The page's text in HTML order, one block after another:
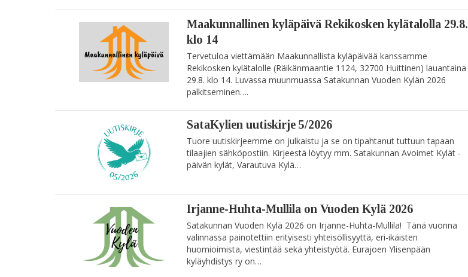
Maakunnallinen kyläpäivä Rekikosken kylätalolla 29.8.
klo 14
Tervetuloa viettämään Maakunnallista kyläpäivää kanssamme
Rekikosken kylätalolle (Räikänmaantie 1124, 32700 Huittinen) lauantaina
29.8. klo 14. Luvassa muunmuassa Satakunnan Vuoden Kylän 2026
palkitseminen….
SataKylien uutiskirje 5/2026
Tuore uutiskirjeemme on julkaistu ja se on tipahtanut tuttuun tapaan
tilaajien sähköpostiin. Kirjeestä löytyy mm. Satakunnan Avoimet Kylät -
päivän kylät, Varautuva Kylä…
Irjanne-Huhta-Mullila on Vuoden Kylä 2026
Satakunnan Vuoden Kylä 2026 on Irjanne-Huhta-Mullila! Tänä vuonna
valinnassa painotettiin erityisesti yhteisöllisyyttä, eri-ikäisten
huomioimista, viestintää sekä yhteistyötä. Eurajoen Ylisenpään
kyläyhdistys ry on…